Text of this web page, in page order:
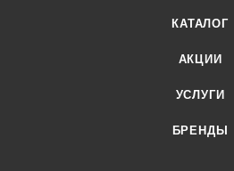
КАТАЛОГ
АКЦИИ
УСЛУГИ
БРЕНДЫ